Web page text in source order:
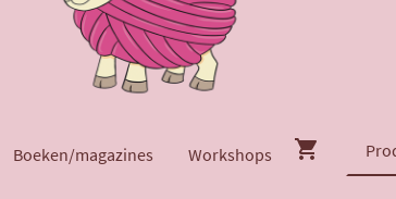
Boeken/magazines Workshops